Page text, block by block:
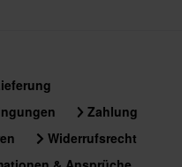
Zahlung
Widerrufsrecht